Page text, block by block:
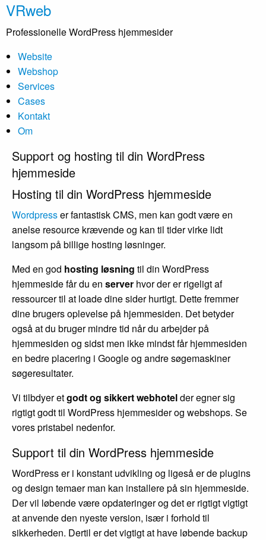
VRweb
Professionelle WordPress hjemmesider
Website
Webshop
Services
Cases
Kontakt
Om
Support og hosting til din WordPress
hjemmeside
Hosting til din WordPress hjemmeside
Wordpresser fantastisk CMS, men kan godt være en
anelse resource krævende og kan til tider virke lidt
langsom på billige hosting løsninger.
Med en god hosting løsning til din WordPress
hjemmeside får du en server hvor der er rigeligt af
ressourcer til at loade dine sider hurtigt. Dette fremmer
dine brugers oplevelse på hjemmesiden. Det betyder
også at du bruger mindre tid når du arbejder på
hjemmesiden og sidst men ikke mindst får hjemmesiden
en bedre placering i Google og andre søgemaskiner
søgeresultater.
Vi tilbdyer etgodt og sikkert webhotelder egner sig
rigtigt godt til WordPress hjemmesider og webshops. Se
vores pristabel nedenfor.
Support til din WordPress hjemmeside
WordPress er i konstant udvikling og ligeså er de plugins
og design temaer man kan installere på sin hjemmeside.
Der vil løbende være opdateringer og det er rigtigt vigtigt
at anvende den nyeste version, især i forhold til
sikkerheden. Dertil er det vigtigt at have løbende backup